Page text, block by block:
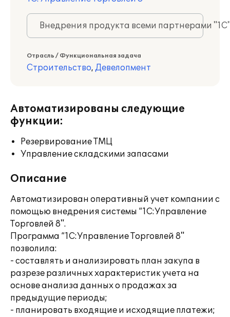
Внедрения продукта всеми партнерами
Отрасль / Функциональная задача
Строительство, Девелопмент
Автоматизированы следующие
функции:
Резервирование ТМЦ
Управление складскими запасами
Описание
Автоматизирован оперативный учет компании с
помощью внедрения системы “1С:Управление
Торговлей 8".
Программа “1С:Управление Торговлей 8"
позволила:
- составлять и анализировать план закупа в
разрезе различных характеристик учета на
основе анализа данных о продажах за
предыдущие периоды;
- планировать входящие и исходящие платежи;